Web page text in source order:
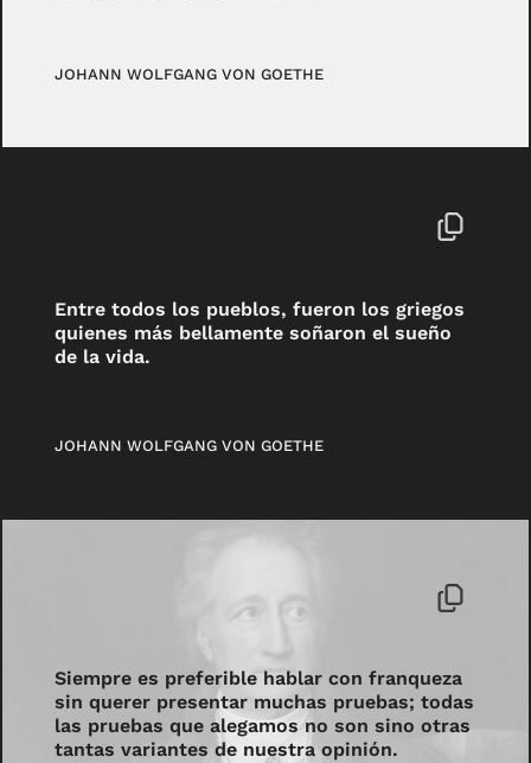
JOHANN WOLFGANG VON GOETHE
Entre todos los pueblos, fueron los griegos
quienes más bellamente soñaron el sueño
de la vida.
JOHANN WOLFGANG VON GOETHE
Siempre es preferible hablar con franqueza
sin querer presentar muchas pruebas; todas
las pruebas que alegamos no son sino otras
tantas variantes de nuestra opinión.